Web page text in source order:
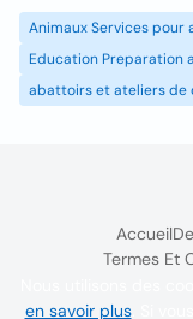
Animaux Services pour
Education Preparation
abattoirs et ateliers de
Accueil
Termes Et
en savoir plus. Si